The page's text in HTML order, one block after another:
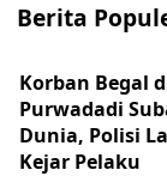
Berita
Korban Begal
Purwadadi
Dunia, Polisi
Kejar Pelaku